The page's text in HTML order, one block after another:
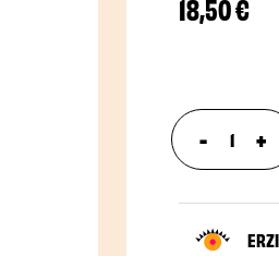
18,50 €
- +